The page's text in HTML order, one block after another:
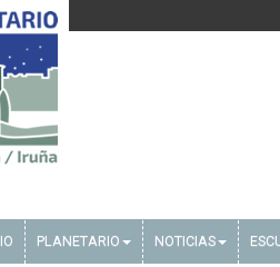
PLANETARIO NOTICIAS